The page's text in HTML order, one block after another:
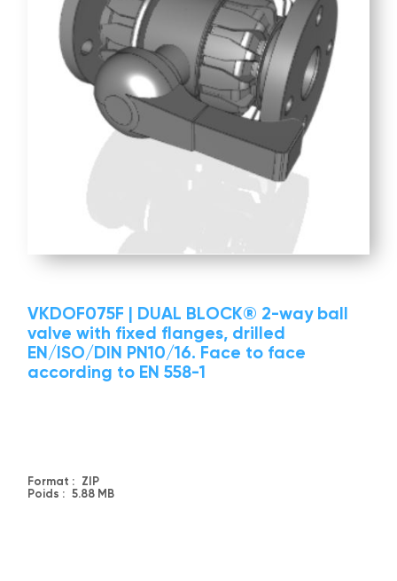
VKDOF075F | DUAL BLOCK® 2-way ball
valve with fixed flanges, drilled
EN/ISO/DIN PN10/16. Face to face
according to EN 558-1
Format : ZIP
Poids : 5.88 MB